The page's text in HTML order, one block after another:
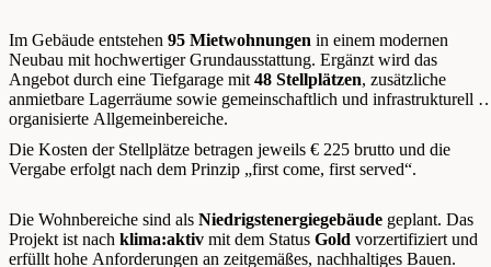
Im Gebäude entstehen 95 Mietwohnungen in einem modernen
Neubau mit hochwertiger Grundausstattung. Ergänzt wird das
Angebot durch eine Tiefgarage mit 48 Stellplätzen, zusätzliche
anmietbare Lagerräume sowie gemeinschaftlich und infrastrukturell
organisierte Allgemeinbereiche.
Die Kosten der Stellplätze betragen jeweils € 225 brutto und die
Vergabe erfolgt nach dem Prinzip „first come, first served“.
Die Wohnbereiche sind als Niedrigstenergiegebäude geplant. Das
Projekt ist nach klima:aktiv mit dem Status Gold vorzertifiziert und
erfüllt hohe Anforderungen an zeitgemäßes, nachhaltiges Bauen.